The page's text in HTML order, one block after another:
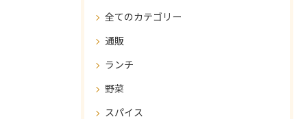
全てのカテゴリー
通販
ランチ
野菜
スパイス